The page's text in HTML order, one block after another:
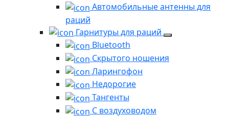
Автомобильные антенны для
раций
Гарнитуры для раций
Bluetooth
Скрытого ношения
Ларингофон
Недорогие
Тангенты
С воздуховодом